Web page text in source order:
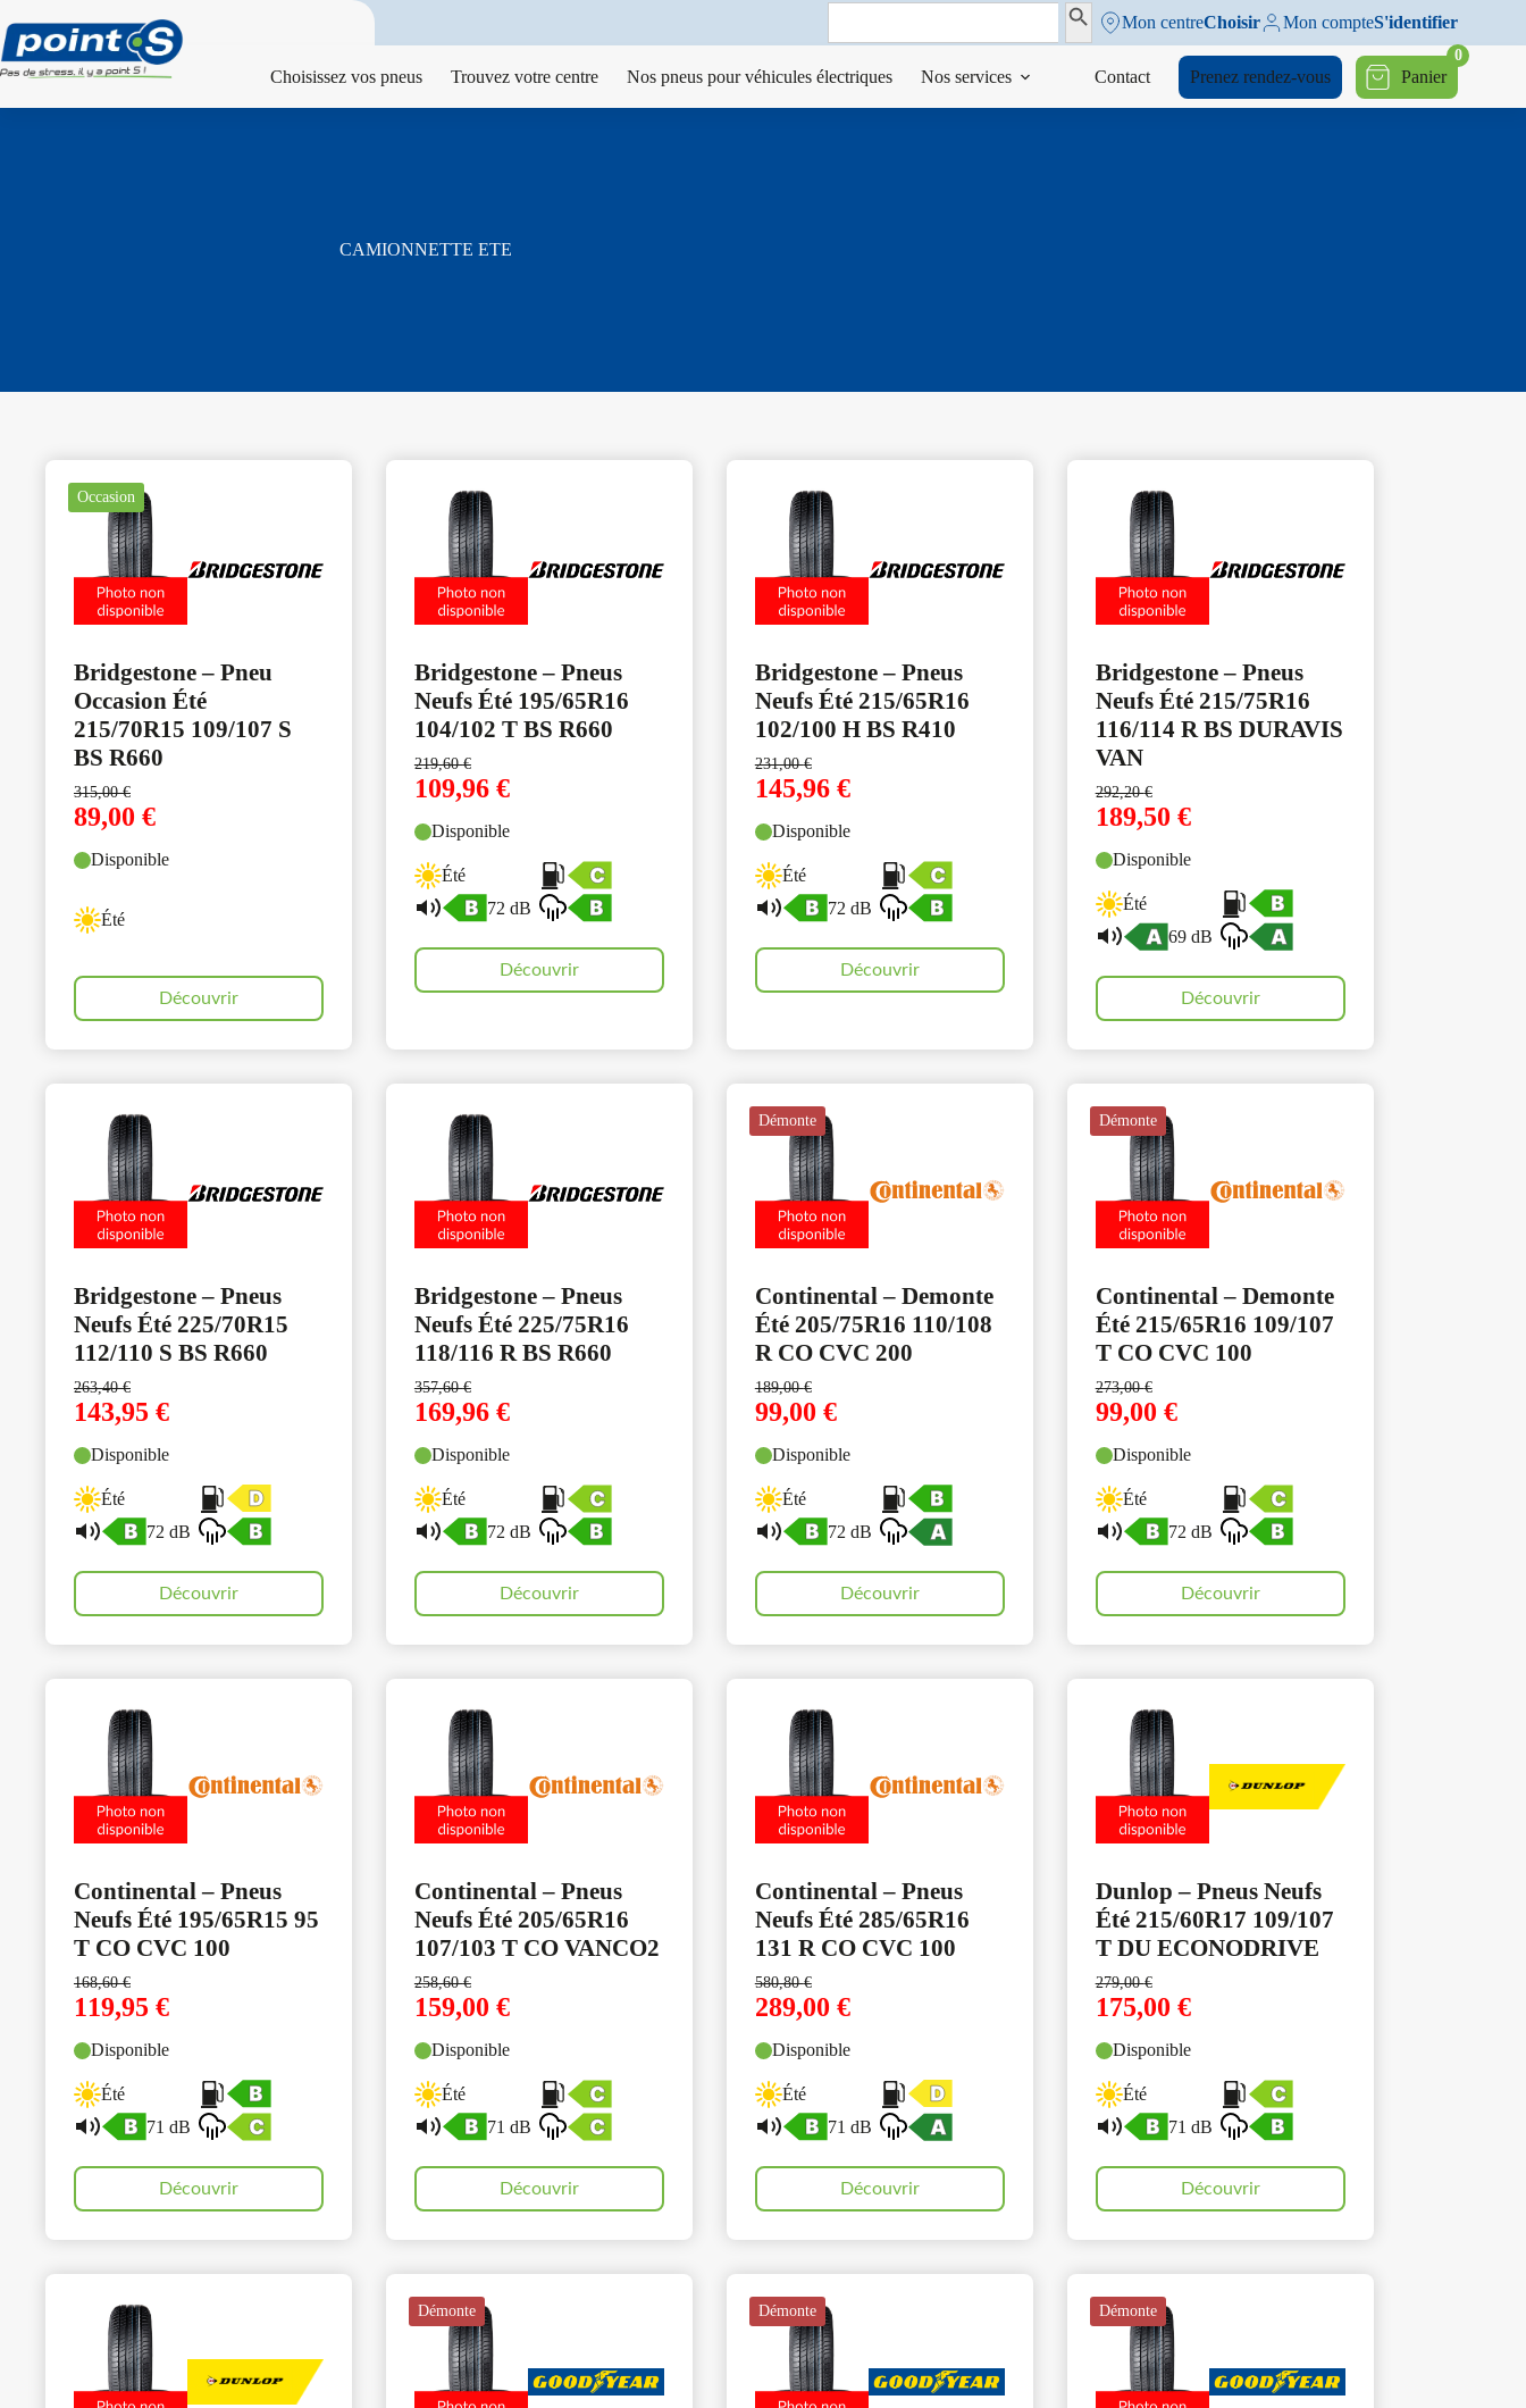
au
contenu
Search
Search ButtonMon centreChoisir Mon compteS'identifier
Choisissez vos pneus Trouvez votre centre Nos pneus pour véhicules électriques Nos services Contact Prenez rendez-vous Panier
0
CAMIONNETTE ETE
Occasion
Bridgestone – Pneu
Occasion Été
215/70R15 109/107 S
BS R660
315,00€
89,00 €
Disponible
Été
Découvrir
Bridgestone – Pneus
Neufs Été 195/65R16
104/102 T BS R660
219,60€
109,96 €
Disponible
Été
72 dB
Découvrir
Bridgestone – Pneus
Neufs Été 215/65R16
102/100 H BS R410
231,00€
145,96 €
Disponible
Été
72 dB
Découvrir
Bridgestone – Pneus
Neufs Été 215/75R16
116/114 R BS DURAVIS
VAN
292,20€
189,50 €
Disponible
Été
69 dB
Découvrir
Bridgestone – Pneus
Neufs Été 225/70R15
112/110 S BS R660
263,40€
143,95 €
Disponible
Été
72 dB
Découvrir
Bridgestone – Pneus
Neufs Été 225/75R16
118/116 R BS R660
357,60€
169,96 €
Disponible
Été
72 dB
Découvrir
Démonte
Continental – Demonte
Été 205/75R16 110/108
R CO CVC 200
189,00€
99,00 €
Disponible
Été
72 dB
Découvrir
Démonte
Continental – Demonte
Été 215/65R16 109/107
T CO CVC 100
273,00€
99,00 €
Disponible
Été
72 dB
Découvrir
Continental – Pneus
Neufs Été 195/65R15 95
T CO CVC 100
168,60€
119,95 €
Disponible
Été
71 dB
Découvrir
Continental – Pneus
Neufs Été 205/65R16
107/103 T CO VANCO2
258,60€
159,00 €
Disponible
Été
71 dB
Découvrir
Continental – Pneus
Neufs Été 285/65R16
131 R CO CVC 100
580,80€
289,00 €
Disponible
Été
71 dB
Découvrir
Dunlop – Pneus Neufs
Été 215/60R17 109/107
T DU ECONODRIVE
279,00€
175,00 €
Disponible
Été
71 dB
Découvrir
Démonte Démonte Démonte